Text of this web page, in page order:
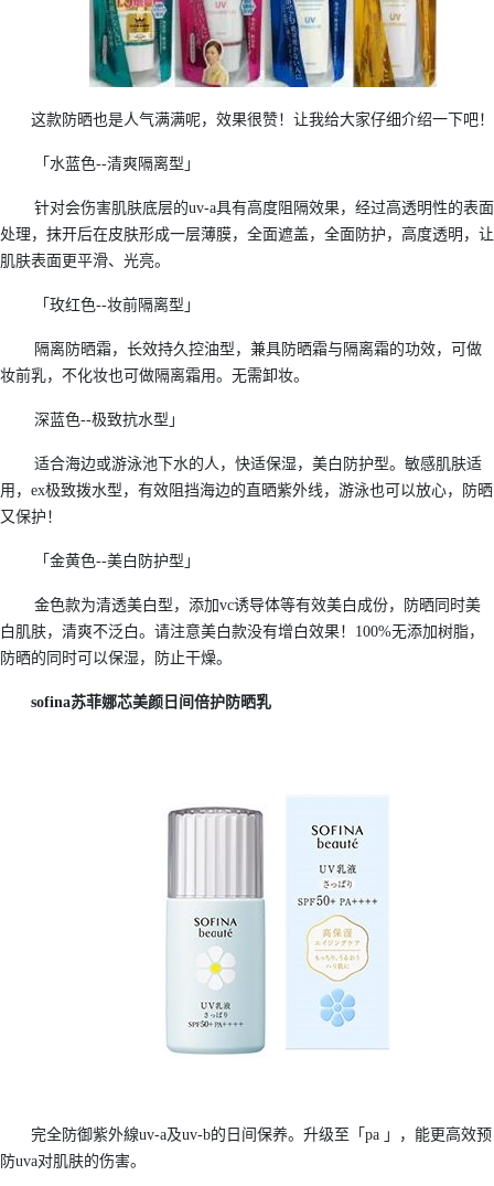
这款防晒也是人气满满呢，效果很赞！让我给大家仔细介绍一下吧！
「水蓝色--清爽隔离型」
针对会伤害肌肤底层的uv-a具有高度阻隔效果，经过高透明性的表面
处理，抹开后在皮肤形成一层薄膜，全面遮盖，全面防护，高度透明，让
肌肤表面更平滑、光亮。
「玫红色--妆前隔离型」
隔离防晒霜，长效持久控油型，兼具防晒霜与隔离霜的功效，可做
妆前乳，不化妆也可做隔离霜用。无需卸妆。
深蓝色--极致抗水型」
适合海边或游泳池下水的人，快适保湿，美白防护型。敏感肌肤适
用，ex极致拨水型，有效阻挡海边的直晒紫外线，游泳也可以放心，防晒
又保护！
「金黄色--美白防护型」
金色款为清透美白型，添加vc诱导体等有效美白成份，防晒同时美
白肌肤，清爽不泛白。请注意美白款没有增白效果！100%无添加树脂，
防晒的同时可以保湿，防止干燥。
sofina苏菲娜芯美颜日间倍护防晒乳
完全防御紫外線uv-a及uv-b的日间保养。升级至「pa 」，能更高效预
防uva对肌肤的伤害。